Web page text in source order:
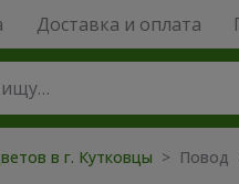
Доставка и оплата
в г. Кутковцы > Повод